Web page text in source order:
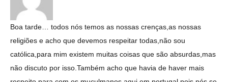
Boa tarde… todos nós temos as nossas crenças,as nossas
religiões e acho que devemos respeitar todas,não sou
católica,para mim existem muitas coisas que são absurdas,mas
não discuto por isso.Também acho que havia de haver mais